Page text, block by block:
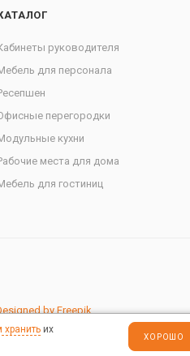
руководителя
для персонала
перегородки
кухни
места для дома
для гостиниц
by Freepik
их
ХОРОШО